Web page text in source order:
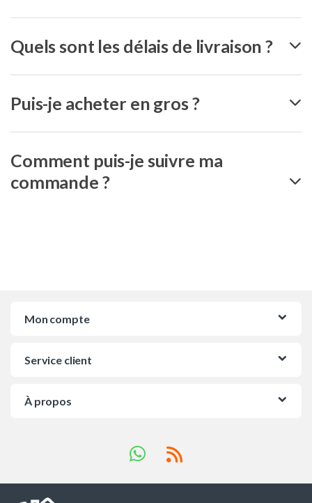
Quels sont les délais de livraison ?
Puis-je acheter en gros ?
Comment puis-je suivre ma
commande ?
Mon compte
Service client
À propos